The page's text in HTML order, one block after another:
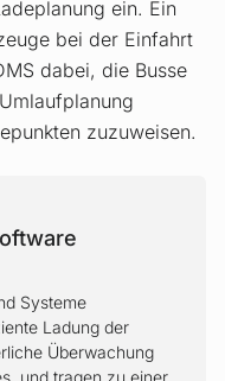
ein. Ein
bei der Einfahrt
dabei, die Busse
zuzuweisen.
Systeme
Ladung der
Überwachung
und tragen zu einer